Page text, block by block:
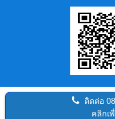
ติดต่อ
คลิกเ